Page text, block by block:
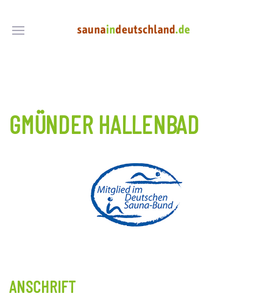
GMÜNDER HALLENBAD
ANSCHRIFT